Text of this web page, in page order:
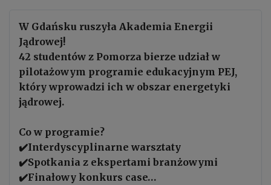
W Gdańsku ruszyła Akademia Energii
Jądrowej!
42 studentów z Pomorza bierze udział w
pilotażowym programie edukacyjnym PEJ,
który wprowadzi ich w obszar energetyki
jądrowej.
Co w programie?
✔️Interdyscyplinarne warsztaty
✔️Spotkania z ekspertami branżowymi
✔️Finałowy konkurs case…